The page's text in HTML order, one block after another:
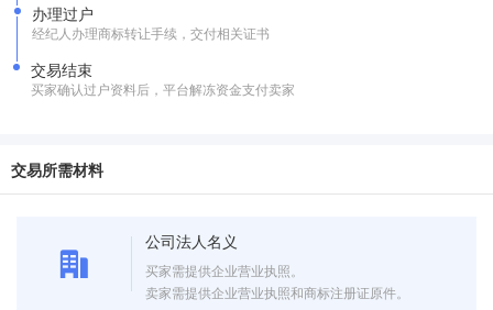
办理过户
经纪人办理商标转让手续，交付相关证书
交易结束
买家确认过户资料后，平台解冻资金支付卖家
交易所需材料
公司法人名义
买家需提供企业营业执照。
卖家需提供企业营业执照和商标注册证原件。